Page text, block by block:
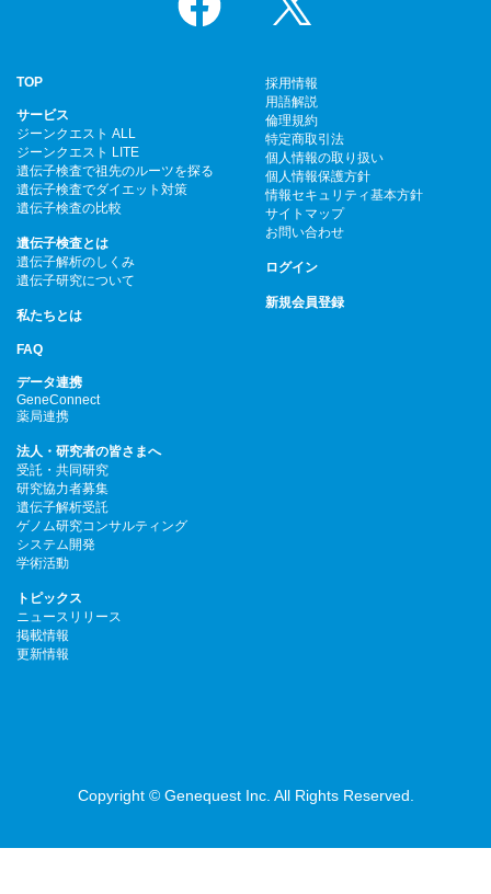
TOP
サービス
ジーンクエスト ALL
ジーンクエスト LITE
遺伝子検査で祖先のルーツを探る
遺伝子検査でダイエット対策
遺伝子検査の比較
遺伝子検査とは
遺伝子解析のしくみ
遺伝子研究について
私たちとは
FAQ
データ連携
GeneConnect
薬局連携
法人・研究者の皆さまへ
受託・共同研究
研究協力者募集
遺伝子解析受託
ゲノム研究コンサルティング
システム開発
学術活動
トピックス
ニュースリリース
掲載情報
更新情報
採用情報
用語解説
倫理規約
特定商取引法
個人情報の取り扱い
個人情報保護方針
情報セキュリティ基本方針
サイトマップ
お問い合わせ
ログイン
新規会員登録
Copyright © Genequest Inc. All Rights Reserved.